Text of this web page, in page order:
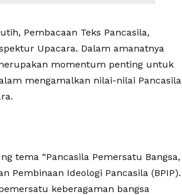
Pembacaan Teks Pancasila,
Upacara. Dalam amanatnya
momentum penting untuk
mengamalkan nilai-nilai Pancasila
tema “Pancasila Pemersatu Bangsa,
Pembinaan Ideologi Pancasila (BPIP).
keberagaman bangsa